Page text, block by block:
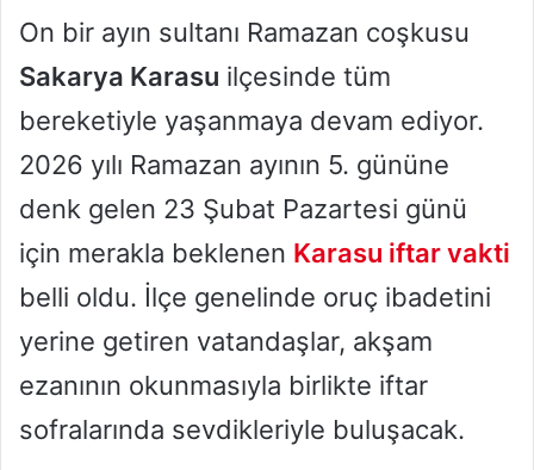
e
k
On bir ayın sultanı Ramazan coşkusu
Sakarya Karasu ilçesinde tüm
bereketiyle yaşanmaya devam ediyor.
2026 yılı Ramazan ayının 5. gününe
denk gelen 23 Şubat Pazartesi günü
için merakla beklenen Karasu iftar vakti
belli oldu. İlçe genelinde oruç ibadetini
yerine getiren vatandaşlar, akşam
ezanının okunmasıyla birlikte iftar
sofralarında sevdikleriyle buluşacak.